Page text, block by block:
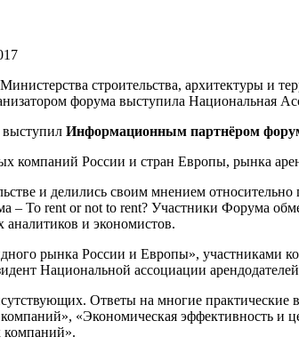
строительства, архитектуры и
форума выступила Национальная
выступил Информационным партнёром
компаний России и стран Европы, рынка
и делились своим мнением
– To rent or not to rent? Участники Форума
и экономистов.
рынка России и Европы», участниками
Национальной ассоциации
Ответы на многие практические
«Экономическая эффективность и
компаний».